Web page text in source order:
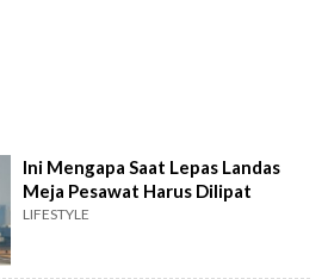
Ini Mengapa Saat Lepas Landas
Meja Pesawat Harus Dilipat
LIFESTYLE